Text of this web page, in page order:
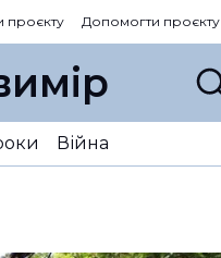
проєкту Допомогти проєкту
Війна